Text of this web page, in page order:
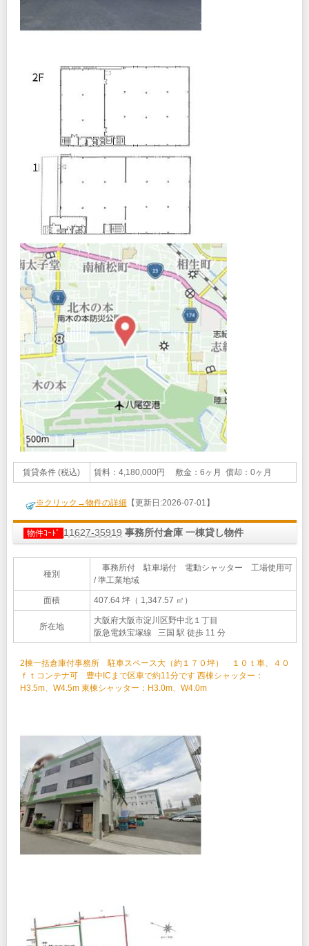
賃貸条件 (税込) 賃料：4,180,000円 敷金：6ヶ月 償却：0ヶ月
※クリック→物件の詳細 【更新日:2026-07-01】
物件ｺｰﾄﾞ 11627-35919 事務所付倉庫 一棟貸し物件
種別
事務所付 駐車場付 電動シャッター 工場使用可
/ 準工業地域
面積 407.64 坪（ 1,347.57 ㎡）
所在地
大阪府大阪市淀川区野中北１丁目
阪急電鉄宝塚線 三国 駅 徒歩 11 分
2棟一括倉庫付事務所 駐車スペース大（約１７０坪） １０ｔ車、４０
ｆｔコンテナ可 豊中ICまで区車で約11分です 西棟シャッター：
H3.5m、W4.5m 東棟シャッター：H3.0m、W4.0m